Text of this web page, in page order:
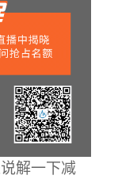
解一下减